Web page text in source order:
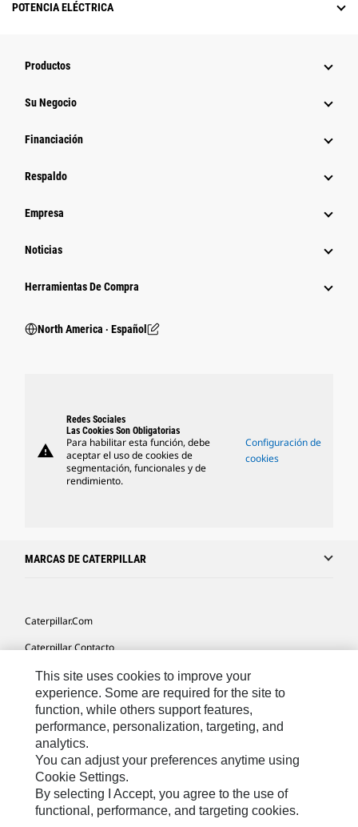
POTENCIA ELÉCTRICA
Productos
Su Negocio
Financiación
Respaldo
Empresa
Noticias
Herramientas De Compra
North America ‧ Español
warning
Redes Sociales
Las Cookies Son Obligatorias
Para habilitar esta función, debe
aceptar el uso de cookies de
segmentación, funcionales y de
rendimiento.
Configuración de
cookies
MARCAS DE CATERPILLAR
Caterpillar.com
Caterpillar Contacto
Mis Preferencias De Marketing
Site Map
Cookie Settings
Legal
Privacy
This site uses cookies to improve your
experience. Some are required for the site to
function, while others support features,
performance, personalization, targeting, and
analytics.
You can adjust your preferences anytime using
Cookie Settings.
By selecting I Accept, you agree to the use of
functional, performance, and targeting cookies.